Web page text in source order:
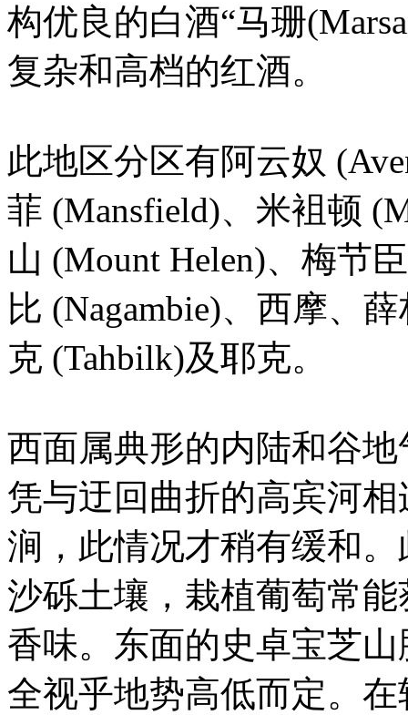
构优良的白酒“马珊
复杂和高档的红酒。
此地区分区有阿云奴
菲 (Mansfield)、米袓顿
山 (Mount Helen)、梅节
比 (Nagambie)、西摩、
克 (Tahbilk)及耶克。
西面属典形的内陆和谷
凭与迂回曲折的高宾河
涧，此情况才稍有缓和
沙砾土壤，栽植葡萄常
香味。东面的史卓宝芝
全视乎地势高低而定。